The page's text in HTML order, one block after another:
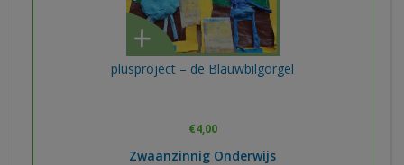
plusproject – de Blauwbilgorgel
€4,00
Zwaanzinnig Onderwijs